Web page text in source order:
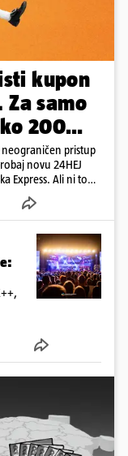
kupon
samo
200
pristup
novu 24HEJ
Express. Ali ni to